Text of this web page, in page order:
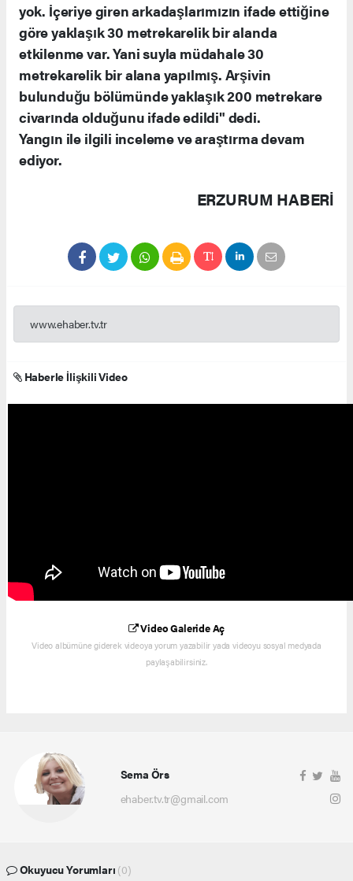
yok. İçeriye giren arkadaşlarımızın ifade ettiğine
göre yaklaşık 30 metrekarelik bir alanda
etkilenme var. Yani suyla müdahale 30
metrekarelik bir alana yapılmış. Arşivin
bulunduğu bölümünde yaklaşık 200 metrekare
civarında olduğunu ifade edildi" dedi.
Yangın ile ilgili inceleme ve araştırma devam
ediyor.
ERZURUM HABERİ
www.ehaber.tv.tr
Haberle İlişkili Video
Video Galeride Aç
Video albümüne giderek videoya yorum yazabilir yada videoyu sosyal medyada
paylaşabilirsiniz.
Sema Örs
ehaber.tv.tr@gmail.com
Okuyucu Yorumları (0)